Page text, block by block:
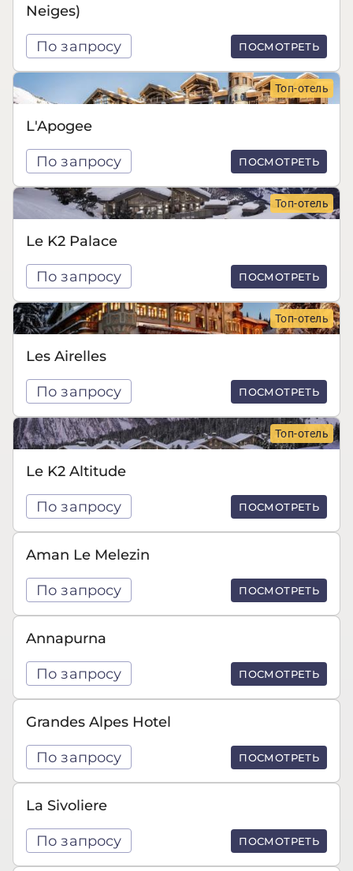
Neiges)
По запросу ПОСМОТРЕТЬ
Топ-отель
L'Apogee
По запросу ПОСМОТРЕТЬ
Топ-отель
Le K2 Palace
По запросу ПОСМОТРЕТЬ
Топ-отель
Les Airelles
По запросу ПОСМОТРЕТЬ
Топ-отель
Le K2 Altitude
По запросу ПОСМОТРЕТЬ
Aman Le Melezin
По запросу ПОСМОТРЕТЬ
Annapurna
По запросу ПОСМОТРЕТЬ
Grandes Alpes Hotel
По запросу ПОСМОТРЕТЬ
La Sivoliere
По запросу ПОСМОТРЕТЬ